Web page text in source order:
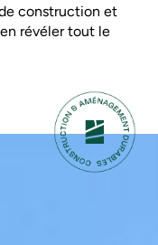
construction et
révéler tout le